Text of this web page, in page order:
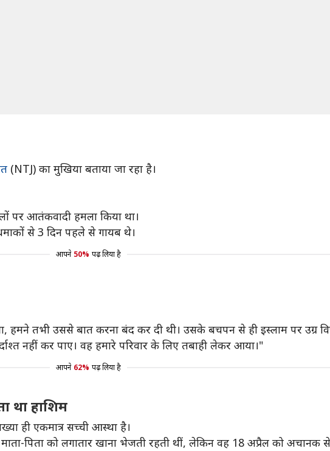
(NTJ) का मुखिया बताया जा रहा है।
पर आतंकवादी हमला किया था।
से 3 दिन पहले से गायब थे।
आपने 50% पढ़ लिया है
हमने तभी उससे बात करना बंद कर दी थी। उसके बचपन से ही इस्लाम पर उग्र
नहीं कर पाए। वह हमारे परिवार के लिए तबाही लेकर आया।"
आपने 62% पढ़ लिया है
था हाशिम
ही एकमात्र सच्ची आस्था है।
पिता को लगातार खाना भेजती रहती थीं, लेकिन वह 18 अप्रैल को अचानक से